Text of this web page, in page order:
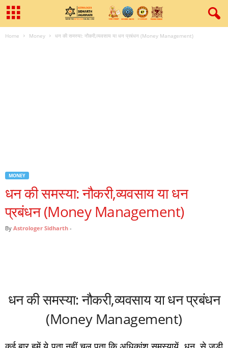
Home Money धन की समस्‍या: नौकरी,व्‍यवसाय या धन प्रबंधन (Money Management)
MONEY
धन की समस्‍या: नौकरी,व्‍यवसाय या धन
प्रबंधन (Money Management)
By Astrologer Sidharth -
धन की समस्‍या: नौकरी,व्‍यवसाय या धन प्रबंधन
(Money Management)